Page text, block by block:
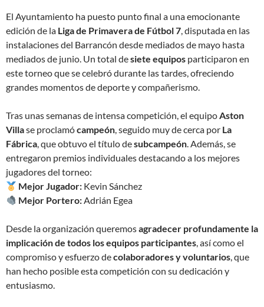
El Ayuntamiento ha puesto punto final a una emocionante
edición de la Liga de Primavera de Fútbol 7, disputada en las
instalaciones del Barrancón desde mediados de mayo hasta
mediados de junio. Un total desiete equipos participaron en
este torneo que se celebró durante las tardes, ofreciendo
grandes momentos de deporte y compañerismo.
Tras unas semanas de intensa competición, el equipoAston
Villase proclamócampeón, seguido muy de cerca por La
Fábrica, que obtuvo el título desubcampeón. Además, se
entregaron premios individuales destacando a los mejores
jugadores del torneo:
Mejor Jugador: Kevin Sánchez
Mejor Portero:Adrián Egea
Desde la organización queremosagradecer profundamente la
implicación de todos los equipos participantes, así como el
compromiso y esfuerzo decolaboradores y voluntarios, que
han hecho posible esta competición con su dedicación y
entusiasmo.